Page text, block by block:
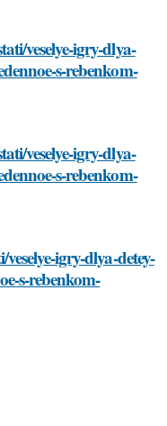
veselye-igry-dlya-
s-rebenkom-
veselye-igry-dlya-
s-rebenkom-
igry-dlya-detey-
s-rebenkom-